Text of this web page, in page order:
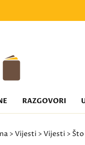
RAZGOVORI
>Vijesti >Vijesti >